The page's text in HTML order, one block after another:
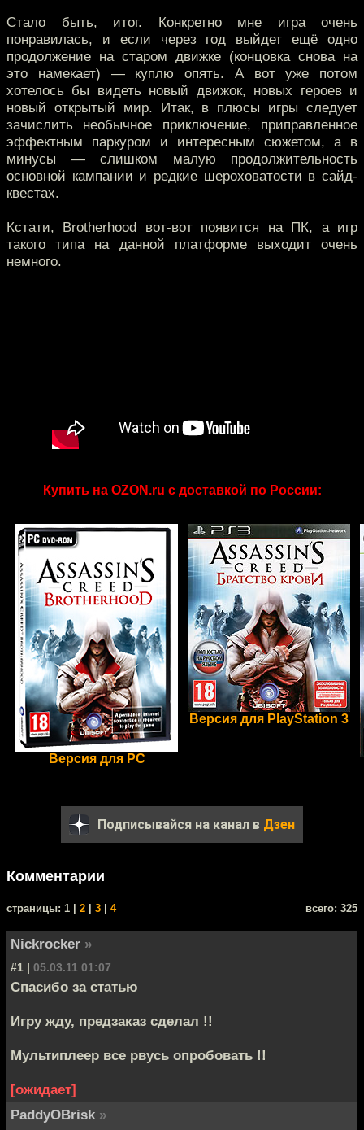
Стало быть, итог. Конкретно мне игра очень
понравилась, и если через год выйдет ещё одно
продолжение на старом движке (концовка снова на
это намекает) — куплю опять. А вот уже потом
хотелось бы видеть новый движок, новых героев и
новый открытый мир. Итак, в плюсы игры следует
зачислить необычное приключение, приправленное
эффектным паркуром и интересным сюжетом, а в
минусы — слишком малую продолжительность
основной кампании и редкие шероховатости в сайд-
квестах.
Кстати, Brotherhood вот-вот появится на ПК, а игр
такого типа на данной платформе выходит очень
немного.
Купить на OZON.ru с доставкой по России:
Версия для PC
Версия для PlayStation 3
Подписывайся на канал в Дзен
Комментарии
cтраницы: 1 | 2 3 4 всего: 325
Nickrocker »
#1 | 05.03.11 01:07
Спасибо за статью
Игру жду, предзаказ сделал !!
Мультиплеер все рвусь опробовать !!
[ожидает]
PaddyOBrisk »